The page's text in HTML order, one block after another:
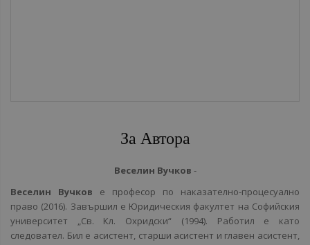
За Автора
Веселин Вучков -
Веселин Вучков е професор по наказателно-процесуално
право (2016). Завършил е Юридическия факултет на Софийския
университет „Св. Кл. Охридски“ (1994). Работил е като
следовател. Бил е асистент, старши асистент и главен асистент,